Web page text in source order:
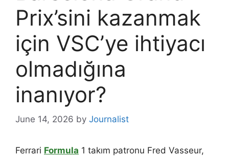
Prix’sini kazanmak
için VSC’ye ihtiyacı
olmadığına
inanıyor?
June 14, 2026 by Journalist
Ferrari Formula 1 takım patronu Fred Vasseur,